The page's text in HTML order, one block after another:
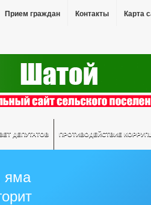
Прием граждан Контакты Карта
ДЕПУТАТОВ ПРОТИВОДЕЙСТВИЕ
яма